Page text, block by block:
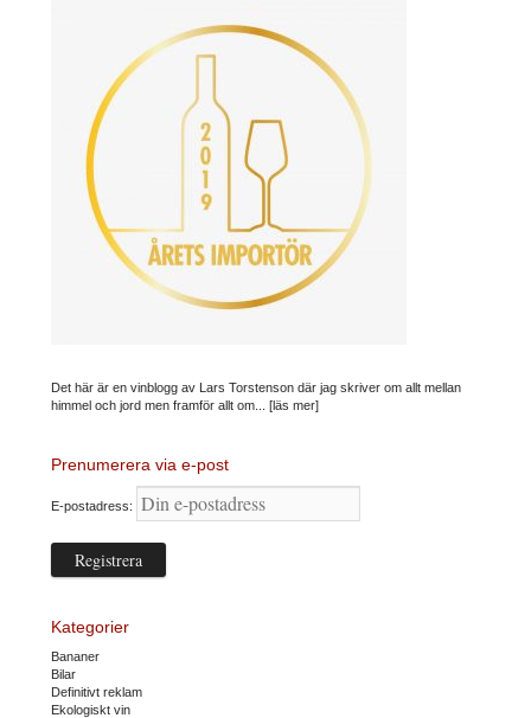
Det här är en vinblogg av Lars Torstenson där jag skriver om allt mellan
himmel och jord men framför allt om... [läs mer]
Prenumerera via e-post
E-postadress:
Kategorier
Bananer
Bilar
Definitivt reklam
Ekologiskt vin